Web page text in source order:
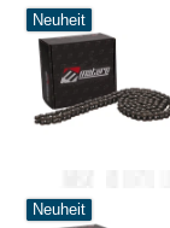
Neuheit
Neuheit